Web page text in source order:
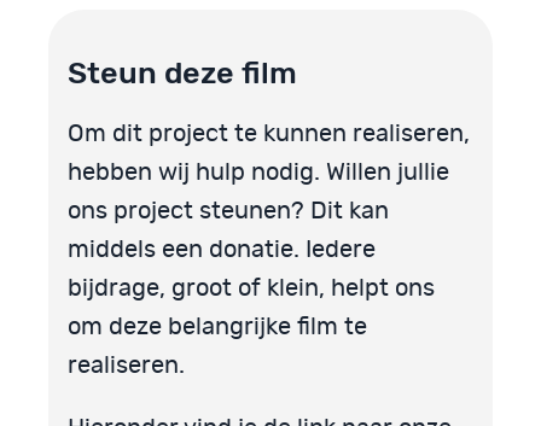
Steun deze film
Om dit project te kunnen realiseren,
hebben wij hulp nodig. Willen jullie
ons project steunen? Dit kan
middels een donatie. Iedere
bijdrage, groot of klein, helpt ons
om deze belangrijke film te
realiseren.